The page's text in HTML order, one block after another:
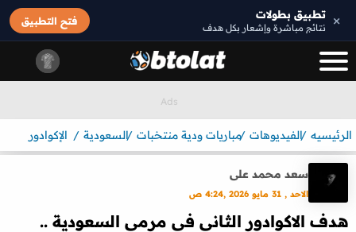
× تطبيق بطولات
نتائج مباشرة وإشعار بكل هدف
فتح التطبيق
الرئيسيه الفيديوهات مباريات ودية منتخبات السعودية الإكوادور
سعد محمد على
الاحد , 31 مايو 2026 ,4:24 ص
هدف الاكوادور الثاني في مرمي السعودية ..